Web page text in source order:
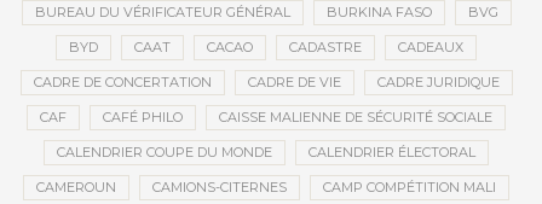
BUREAU DU VÉRIFICATEUR GÉNÉRAL BURKINA FASO BVG
BYD CAAT CACAO CADASTRE CADEAUX
CADRE DE CONCERTATION CADRE DE VIE CADRE JURIDIQUE
CAF CAFÉ PHILO CAISSE MALIENNE DE SÉCURITÉ SOCIALE
CALENDRIER COUPE DU MONDE CALENDRIER ÉLECTORAL
CAMEROUN CAMIONS-CITERNES CAMP COMPÉTITION MALI